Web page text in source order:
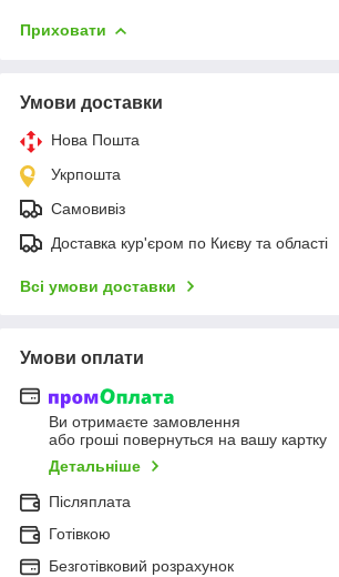
Приховати
Умови доставки
Нова Пошта
Укрпошта
Самовивіз
Доставка кур'єром по Києву та області
Всі умови доставки
Умови оплати
Ви отримаєте замовлення
або гроші повернуться на вашу картку
Детальніше
Післяплата
Готівкою
Безготівковий розрахунок